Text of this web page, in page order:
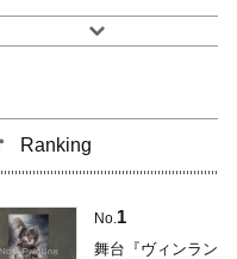
Ranking
No. 1
舞台『ヴィンラン